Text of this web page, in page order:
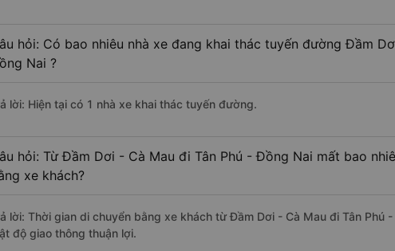
hỏi: Có bao nhiêu nhà xe đang khai thác tuyến đường Đầm
Nai ?
lời: Hiện tại có 1 nhà xe khai thác tuyến đường.
hỏi: Từ Đầm Dơi - Cà Mau đi Tân Phú - Đồng Nai mất bao
xe khách?
lời: Thời gian di chuyển bằng xe khách từ Đầm Dơi - Cà Mau đi Tân Phú
độ giao thông thuận lợi.